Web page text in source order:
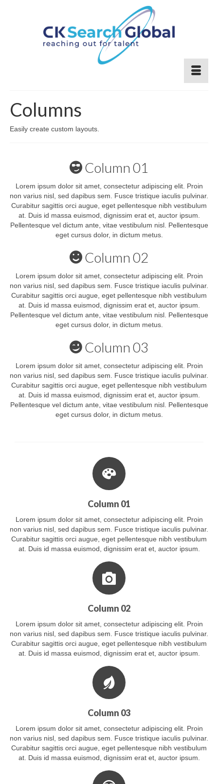
Columns
Easily create custom layouts.
Column 01
Lorem ipsum dolor sit amet, consectetur adipiscing elit. Proin
non varius nisl, sed dapibus sem. Fusce tristique iaculis pulvinar.
Curabitur sagittis orci augue, eget pellentesque nibh vestibulum
at. Duis id massa euismod, dignissim erat et, auctor ipsum.
Pellentesque vel dictum ante, vitae vestibulum nisl. Pellentesque
eget cursus dolor, in dictum metus.
Column 02
Lorem ipsum dolor sit amet, consectetur adipiscing elit. Proin
non varius nisl, sed dapibus sem. Fusce tristique iaculis pulvinar.
Curabitur sagittis orci augue, eget pellentesque nibh vestibulum
at. Duis id massa euismod, dignissim erat et, auctor ipsum.
Pellentesque vel dictum ante, vitae vestibulum nisl. Pellentesque
eget cursus dolor, in dictum metus.
Column 03
Lorem ipsum dolor sit amet, consectetur adipiscing elit. Proin
non varius nisl, sed dapibus sem. Fusce tristique iaculis pulvinar.
Curabitur sagittis orci augue, eget pellentesque nibh vestibulum
at. Duis id massa euismod, dignissim erat et, auctor ipsum.
Pellentesque vel dictum ante, vitae vestibulum nisl. Pellentesque
eget cursus dolor, in dictum metus.
Column 01
Lorem ipsum dolor sit amet, consectetur adipiscing elit. Proin
non varius nisl, sed dapibus sem. Fusce tristique iaculis pulvinar.
Curabitur sagittis orci augue, eget pellentesque nibh vestibulum
at. Duis id massa euismod, dignissim erat et, auctor ipsum.
Column 02
Lorem ipsum dolor sit amet, consectetur adipiscing elit. Proin
non varius nisl, sed dapibus sem. Fusce tristique iaculis pulvinar.
Curabitur sagittis orci augue, eget pellentesque nibh vestibulum
at. Duis id massa euismod, dignissim erat et, auctor ipsum.
Column 03
Lorem ipsum dolor sit amet, consectetur adipiscing elit. Proin
non varius nisl, sed dapibus sem. Fusce tristique iaculis pulvinar.
Curabitur sagittis orci augue, eget pellentesque nibh vestibulum
at. Duis id massa euismod, dignissim erat et, auctor ipsum.